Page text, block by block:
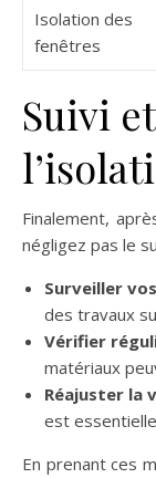
Isolation des
fenêtres
Suivi
Finalement,
négligez pas le
Surveiller
des travaux
Vérifier
matériaux
Réajuster la
est
En prenant ces